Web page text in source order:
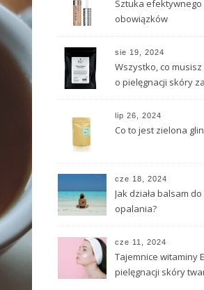
Sztuka efektywnego
obowiązków
sie 19, 2024
Wszystko, co
o pielęgnacji skóry
lip 26, 2024
Co to jest zielona
cze 18, 2024
Jak działa balsam do
opalania?
cze 11, 2024
Tajemnice witaminy
pielęgnacji skóry